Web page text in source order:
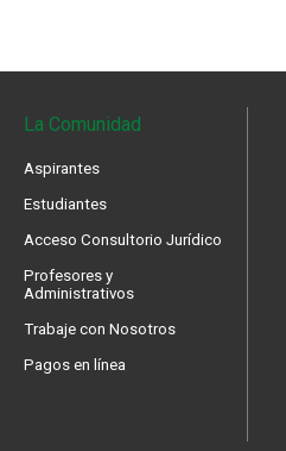
La Comunidad
Aspirantes
Estudiantes
Acceso Consultorio Jurídico
Profesores y
Administrativos
Trabaje con Nosotros
Pagos en línea